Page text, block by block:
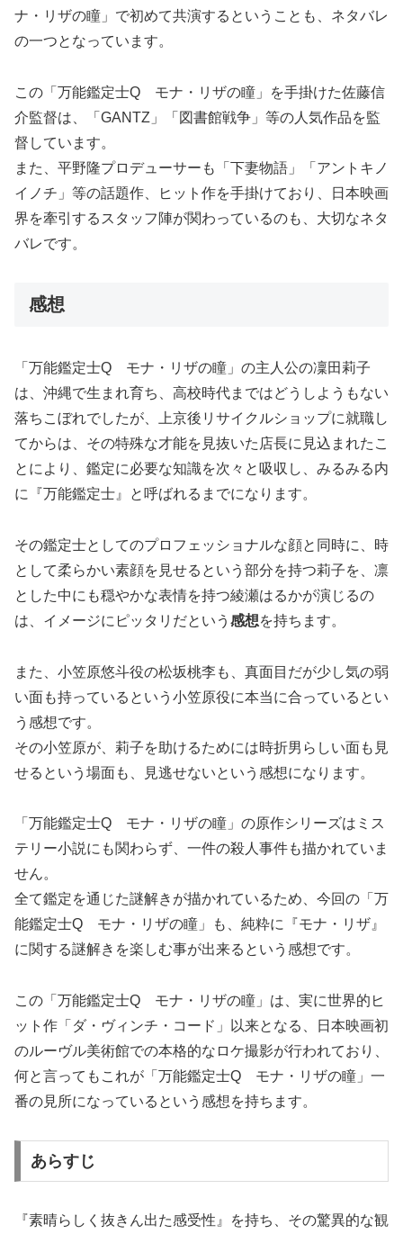
ナ・リザの瞳」で初めて共演するということも、ネタバレ
の一つとなっています。
この「万能鑑定士Q モナ・リザの瞳」を手掛けた佐藤信
介監督は、「GANTZ」「図書館戦争」等の人気作品を監
督しています。
また、平野隆プロデューサーも「下妻物語」「アントキノ
イノチ」等の話題作、ヒット作を手掛けており、日本映画
界を牽引するスタッフ陣が関わっているのも、大切なネタ
バレです。
感想
「万能鑑定士Q モナ・リザの瞳」の主人公の凜田莉子
は、沖縄で生まれ育ち、高校時代まではどうしようもない
落ちこぼれでしたが、上京後リサイクルショップに就職し
てからは、その特殊な才能を見抜いた店長に見込まれたこ
とにより、鑑定に必要な知識を次々と吸収し、みるみる内
に『万能鑑定士』と呼ばれるまでになります。
その鑑定士としてのプロフェッショナルな顔と同時に、時
として柔らかい素顔を見せるという部分を持つ莉子を、凛
とした中にも穏やかな表情を持つ綾瀬はるかが演じるの
は、イメージにピッタリだという 感想を持ちます。
また、小笠原悠斗役の松坂桃李も、真面目だが少し気の弱
い面も持っているという小笠原役に本当に合っているとい
う感想です。
その小笠原が、莉子を助けるためには時折男らしい面も見
せるという場面も、見逃せないという感想になります。
「万能鑑定士Q モナ・リザの瞳」の原作シリーズはミス
テリー小説にも関わらず、一件の殺人事件も描かれていま
せん。
全て鑑定を通じた謎解きが描かれているため、今回の「万
能鑑定士Q モナ・リザの瞳」も、純粋に『モナ・リザ』
に関する謎解きを楽しむ事が出来るという感想です。
この「万能鑑定士Q モナ・リザの瞳」は、実に世界的ヒ
ット作「ダ・ヴィンチ・コード」以来となる、日本映画初
のルーヴル美術館での本格的なロケ撮影が行われており、
何と言ってもこれが「万能鑑定士Q モナ・リザの瞳」一
番の見所になっているという感想を持ちます。
あらすじ
『素晴らしく抜きん出た感受性』を持ち、その驚異的な観